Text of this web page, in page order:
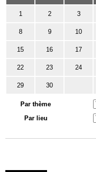
1 2 3
8 9 10
15 16 17
22 23 24
29 30
Par thème
Par lieu